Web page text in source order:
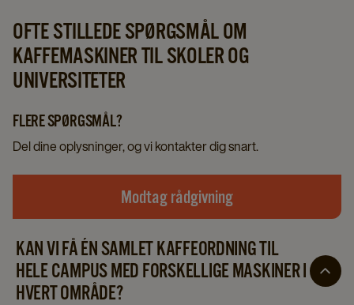
OFTE STILLEDE SPØRGSMÅL OM
KAFFEMASKINER TIL SKOLER OG
UNIVERSITETER
FLERE SPØRGSMÅL?
Del dine oplysninger, og vi kontakter dig snart.
Modtag rådgivning
KAN VI FÅ ÉN SAMLET KAFFEORDNING TIL
HELE CAMPUS MED FORSKELLIGE MASKINER I
HVERT OMRÅDE?